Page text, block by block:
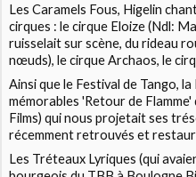
LesCaramels Fous, Higelin
cirques : le cirque Eloize(Ndl:
ruisselait sur scène, du rideau
nœuds), le cirqueArchaos, le
Ainsi que le Festival de Tango, la
mémorables 'Retour de Flamme'
Films) qui nous projetait ses
récemment retrouvés et
Les Tréteaux Lyriques (qui